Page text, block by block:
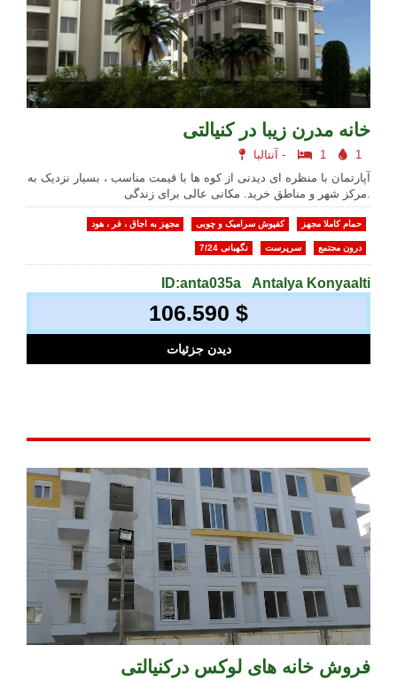
خانه مدرن زیبا در کنیالتی
آنتالیا - 1
1
آپارتمان با منظره ای دیدنی از کوه ها با قیمت مناسب ، بسیار نزدیک به
مرکز شهر و مناطق خرید. مکانی عالی برای زندگی.
مجهز به اجاق ، فر ، هود کفپوش سرامیک و چوبی حمام کاملا مجهز
نگهبانی 7/24 سرپرست درون مجتمع
ID:anta035a Antalya Konyaalti
106.590 $
دیدن جزئیات
فروش خانه های لوکس درکنیالتی